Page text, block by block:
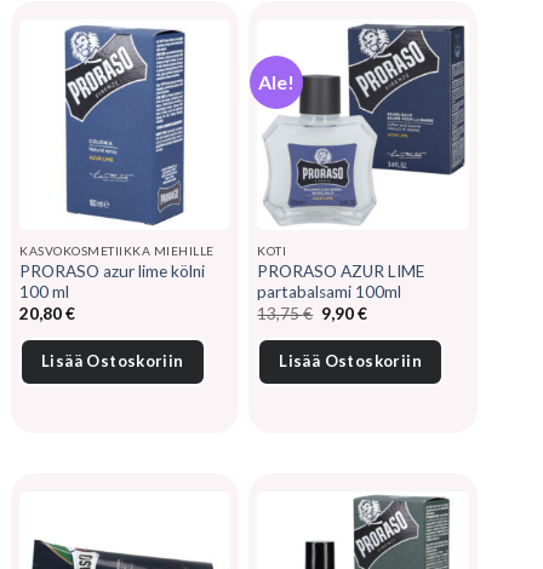
KASVOKOSMETIIKKA MIEHILLE
PRORASO azur lime kölni
100 ml
20,80€
Lisää Ostoskoriin
Ale!
KOTI
PRORASO AZUR LIME
partabalsami 100ml
13,75€ Alkuperäinen
hinta
oli:
13,75 €.
9,90€Nykyinen
on:
9,90 €.
Lisää Ostoskoriin